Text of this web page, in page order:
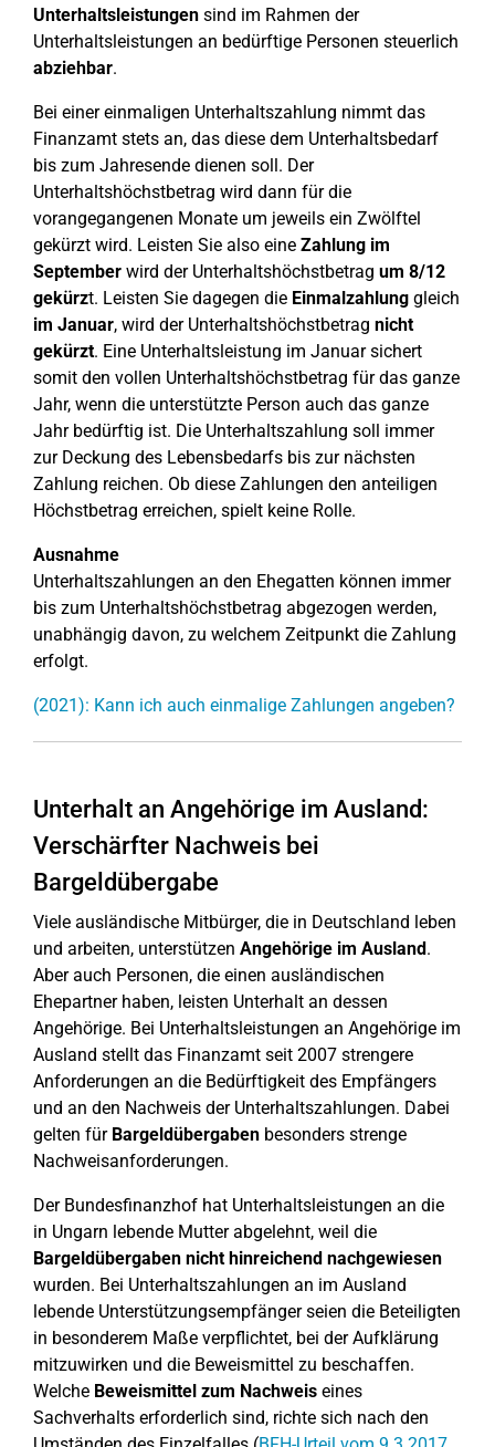
Unterhaltsleistungen sind im Rahmen der
Unterhaltsleistungen an bedürftige Personen steuerlich
abziehbar.
Bei einer einmaligen Unterhaltszahlung nimmt das
Finanzamt stets an, das diese dem Unterhaltsbedarf
bis zum Jahresende dienen soll. Der
Unterhaltshöchstbetrag wird dann für die
vorangegangenen Monate um jeweils ein Zwölftel
gekürzt wird. Leisten Sie also eine Zahlung im
September wird der Unterhaltshöchstbetrag um 8/12
gekürzt. Leisten Sie dagegen die Einmalzahlung gleich
im Januar, wird der Unterhaltshöchstbetrag nicht
gekürzt. Eine Unterhaltsleistung im Januar sichert
somit den vollen Unterhaltshöchstbetrag für das ganze
Jahr, wenn die unterstützte Person auch das ganze
Jahr bedürftig ist. Die Unterhaltszahlung soll immer
zur Deckung des Lebensbedarfs bis zur nächsten
Zahlung reichen. Ob diese Zahlungen den anteiligen
Höchstbetrag erreichen, spielt keine Rolle.
Ausnahme
Unterhaltszahlungen an den Ehegatten können immer
bis zum Unterhaltshöchstbetrag abgezogen werden,
unabhängig davon, zu welchem Zeitpunkt die Zahlung
erfolgt.
(2021): Kann ich auch einmalige Zahlungen angeben?
Unterhalt an Angehörige im Ausland:
Verschärfter Nachweis bei
Bargeldübergabe
Viele ausländische Mitbürger, die in Deutschland leben
und arbeiten, unterstützen Angehörige im Ausland.
Aber auch Personen, die einen ausländischen
Ehepartner haben, leisten Unterhalt an dessen
Angehörige. Bei Unterhaltsleistungen an Angehörige im
Ausland stellt das Finanzamt seit 2007 strengere
Anforderungen an die Bedürftigkeit des Empfängers
und an den Nachweis der Unterhaltszahlungen. Dabei
gelten für Bargeldübergaben besonders strenge
Nachweisanforderungen.
Der Bundesfinanzhof hat Unterhaltsleistungen an die
in Ungarn lebende Mutter abgelehnt, weil die
Bargeldübergaben nicht hinreichend nachgewiesen
wurden. Bei Unterhaltszahlungen an im Ausland
lebende Unterstützungsempfänger seien die Beteiligten
in besonderem Maße verpflichtet, bei der Aufklärung
mitzuwirken und die Beweismittel zu beschaffen.
Welche Beweismittel zum Nachweis eines
Sachverhalts erforderlich sind, richte sich nach den